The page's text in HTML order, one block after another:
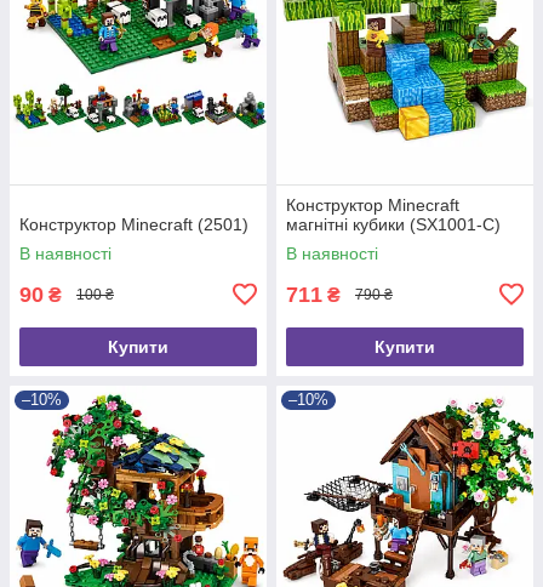
Конструктор Minecraft (2501)
В наявності
90 ₴ 100 ₴
Купити
Конструктор Minecraft
магнітні кубики (SX1001-C)
В наявності
711 ₴ 790 ₴
Купити
–10% –10%